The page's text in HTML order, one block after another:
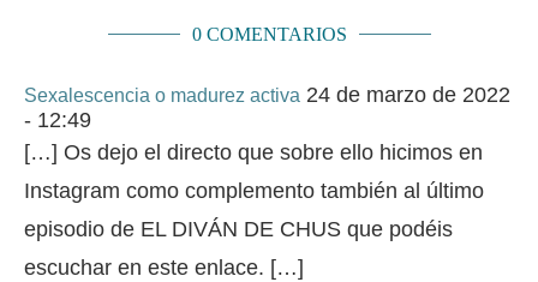
0 COMENTARIOS
Sexalescencia o madurez activa 24 de marzo de 2022
- 12:49
[…] Os dejo el directo que sobre ello hicimos en
Instagram como complemento también al último
episodio de EL DIVÁN DE CHUS que podéis
escuchar en este enlace. […]